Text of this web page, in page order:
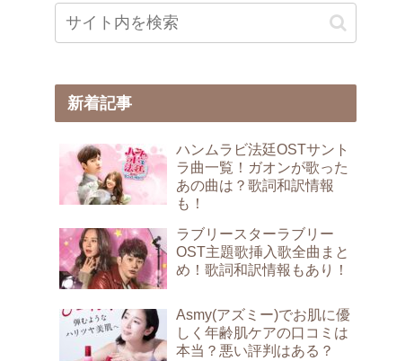
新着記事
ハンムラビ法廷OSTサント
ラ曲一覧！ガオンが歌った
あの曲は？歌詞和訳情報
も！
ラブリースターラブリー
OST主題歌挿入歌全曲まと
め！歌詞和訳情報もあり！
Asmy(アズミー)でお肌に優
しく年齢肌ケアの口コミは
本当？悪い評判はある？